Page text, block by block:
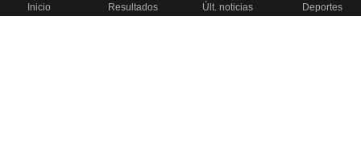
Inicio Resultados Últ. noticias Deportes